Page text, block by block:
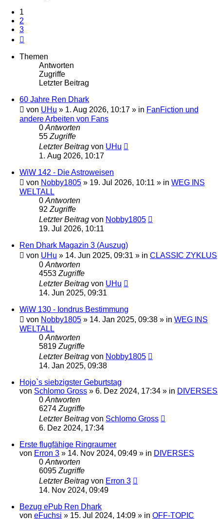
1
2
3
Themen
Antworten
Zugriffe
Letzter Beitrag
60 Jahre Ren Dhark
von UHu » 1. Aug 2026, 10:17 » in FanFiction und
andere Arbeiten von Fans
0 Antworten
55 Zugriffe
Letzter Beitrag von UHu
1. Aug 2026, 10:17
WiW 142 - Die Astroweisen
von Nobby1805 » 19. Jul 2026, 10:11 » in WEG INS
WELTALL
0 Antworten
92 Zugriffe
Letzter Beitrag von Nobby1805
19. Jul 2026, 10:11
Ren Dhark Magazin 3 (Auszug)
von UHu » 14. Jun 2025, 09:31 » in CLASSIC ZYKLUS
0 Antworten
4553 Zugriffe
Letzter Beitrag von UHu
14. Jun 2025, 09:31
WiW 130 - Iondrus Bestimmung
von Nobby1805 » 14. Jan 2025, 09:38 » in WEG INS
WELTALL
0 Antworten
5819 Zugriffe
Letzter Beitrag von Nobby1805
14. Jan 2025, 09:38
Hojo`s siebzigster Geburtstag
von Schlomo Gross » 6. Dez 2024, 17:34 » in DIVERSES
0 Antworten
6274 Zugriffe
Letzter Beitrag von Schlomo Gross
6. Dez 2024, 17:34
Erste flugfähige Ringraumer
von Erron 3 » 14. Nov 2024, 09:49 » in DIVERSES
0 Antworten
6095 Zugriffe
Letzter Beitrag von Erron 3
14. Nov 2024, 09:49
Bezug ePub Ren Dhark
von eFuchsi » 15. Jul 2024, 14:09 » in OFF-TOPIC